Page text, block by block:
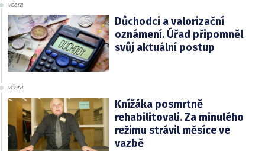
včera
Důchodci a valorizační
oznámení. Úřad připomněl
svůj aktuální postup
včera
Knížáka posmrtně
rehabilitovali. Za minulého
režimu strávil měsíce ve
vazbě